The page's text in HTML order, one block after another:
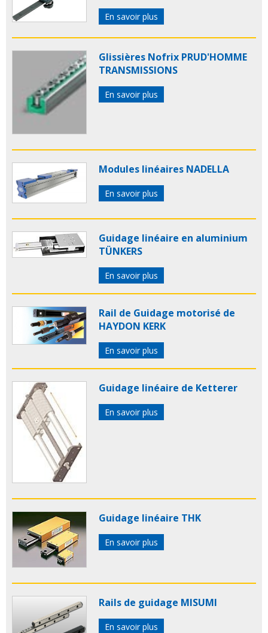
En savoir plus
Glissières Nofrix PRUD'HOMME
TRANSMISSIONS
En savoir plus
Modules linéaires NADELLA
En savoir plus
Guidage linéaire en aluminium
TÜNKERS
En savoir plus
Rail de Guidage motorisé de
HAYDON KERK
En savoir plus
Guidage linéaire de Ketterer
En savoir plus
Guidage linéaire THK
En savoir plus
Rails de guidage MISUMI
En savoir plus